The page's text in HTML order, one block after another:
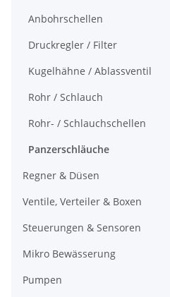
Anbohrschellen
Druckregler / Filter
Kugelhähne / Ablassventil
Rohr / Schlauch
Rohr- / Schlauchschellen
Panzerschläuche
Regner & Düsen
Ventile, Verteiler & Boxen
Steuerungen & Sensoren
Mikro Bewässerung
Pumpen